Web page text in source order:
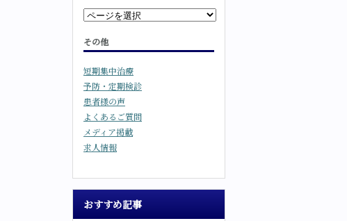
その他
短期集中治療
予防・定期検診
患者様の声
よくあるご質問
メディア掲載
求人情報
おすすめ記事